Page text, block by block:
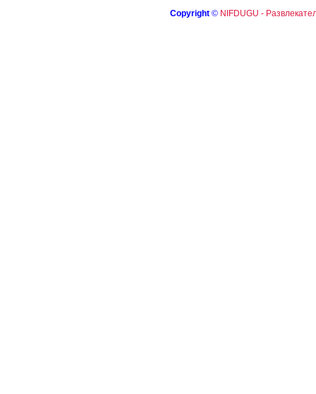
Copyright © NIFDUGU -